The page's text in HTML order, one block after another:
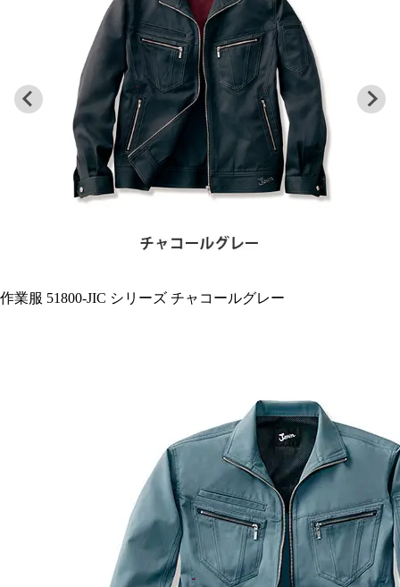
作業服 51800-JIC シリーズ 機能詳細